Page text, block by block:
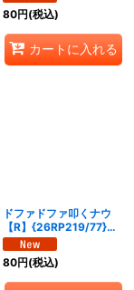
80円(税込)
カートに入れる
ドファドファ叩くナウ
【R】{26RP219/77}
《火》
80円(税込)